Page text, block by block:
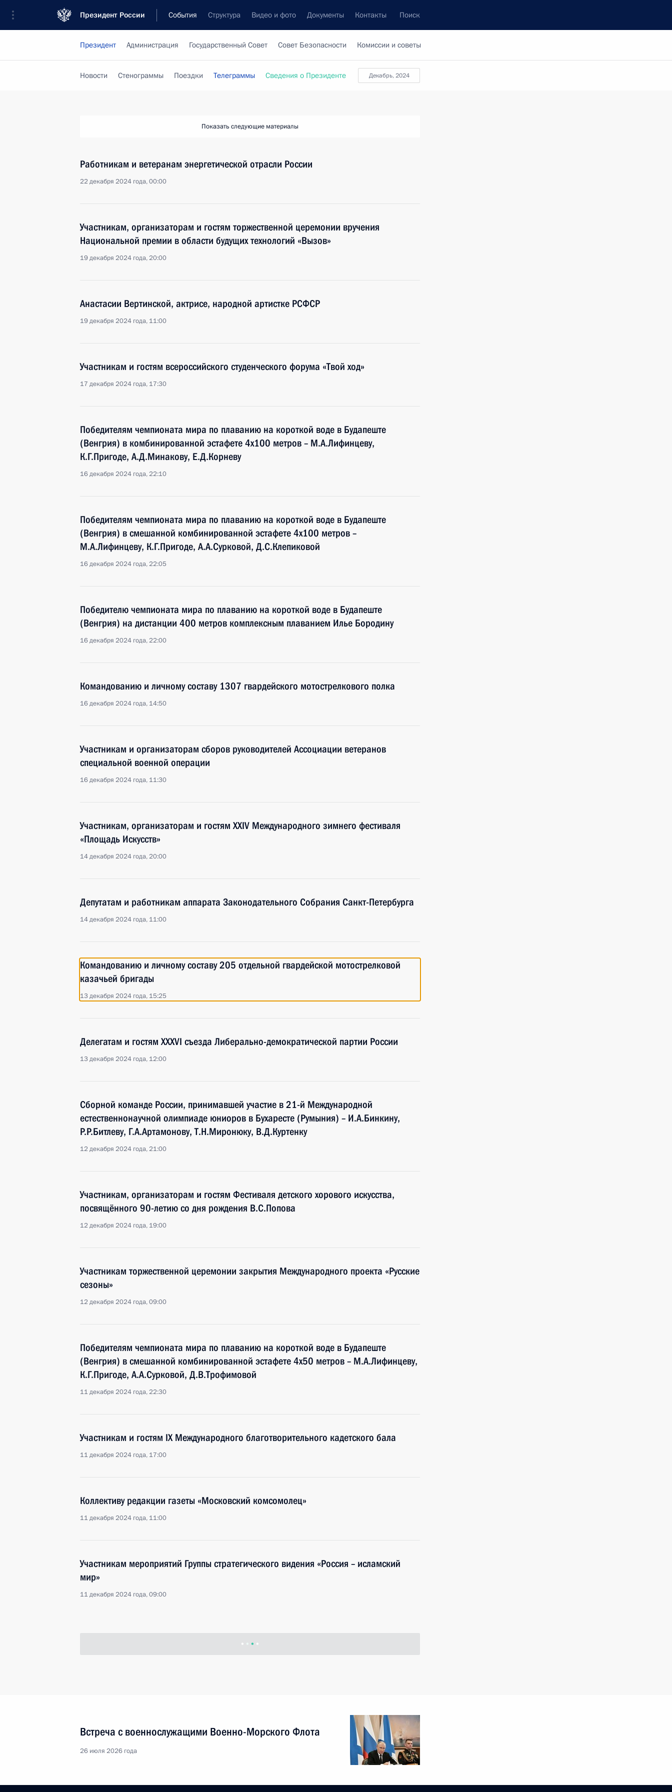
Президент России События Структура Видео и фото Документы Контакты Поиск
Президент Администрация Государственный Совет Совет Безопасности Комиссии и советы
Декабрь, 2024
Новости Стенограммы Поездки Телеграммы Сведения о Президенте
Показать следующие материалы
Работникам и ветеранам энергетической отрасли России
22 декабря 2024 года, 00:00
Участникам, организаторам и гостям торжественной церемонии вручения
Национальной премии в области будущих технологий «Вызов»
19 декабря 2024 года, 20:00
Анастасии Вертинской, актрисе, народной артистке РСФСР
19 декабря 2024 года, 11:00
Участникам и гостям всероссийского студенческого форума «Твой ход»
17 декабря 2024 года, 17:30
Победителям чемпионата мира по плаванию на короткой воде в Будапеште
(Венгрия) в комбинированной эстафете 4х100 метров – М.А.Лифинцеву,
К.Г.Пригоде, А.Д.Минакову, Е.Д.Корневу
16 декабря 2024 года, 22:10
Победителям чемпионата мира по плаванию на короткой воде в Будапеште
(Венгрия) в смешанной комбинированной эстафете 4х100 метров –
М.А.Лифинцеву, К.Г.Пригоде, А.А.Сурковой, Д.С.Клепиковой
16 декабря 2024 года, 22:05
Победителю чемпионата мира по плаванию на короткой воде в Будапеште
(Венгрия) на дистанции 400 метров комплексным плаванием Илье Бородину
16 декабря 2024 года, 22:00
Командованию и личному составу 1307 гвардейского мотострелкового полка
16 декабря 2024 года, 14:50
Участникам и организаторам сборов руководителей Ассоциации ветеранов
специальной военной операции
16 декабря 2024 года, 11:30
Участникам, организаторам и гостям XXIV Международного зимнего фестиваля
«Площадь Искусств»
14 декабря 2024 года, 20:00
Депутатам и работникам аппарата Законодательного Собрания Санкт-Петербурга
14 декабря 2024 года, 11:00
Командованию и личному составу 205 отдельной гвардейской мотострелковой
казачьей бригады
13 декабря 2024 года, 15:25
Делегатам и гостям XXXVI съезда Либерально-демократической партии России
13 декабря 2024 года, 12:00
Сборной команде России, принимавшей участие в 21-й Международной
естественнонаучной олимпиаде юниоров в Бухаресте (Румыния) – И.А.Бинкину,
Р.Р.Битлеву, Г.А.Артамонову, Т.Н.Миронюку, В.Д.Куртенку
12 декабря 2024 года, 21:00
Участникам, организаторам и гостям Фестиваля детского хорового искусства,
посвящённого 90-летию со дня рождения В.С.Попова
12 декабря 2024 года, 19:00
Участникам торжественной церемонии закрытия Международного проекта «Русские
сезоны»
12 декабря 2024 года, 09:00
Победителям чемпионата мира по плаванию на короткой воде в Будапеште
(Венгрия) в смешанной комбинированной эстафете 4х50 метров – М.А.Лифинцеву,
К.Г.Пригоде, А.А.Сурковой, Д.В.Трофимовой
11 декабря 2024 года, 22:30
Участникам и гостям IX Международного благотворительного кадетского бала
11 декабря 2024 года, 17:00
Коллективу редакции газеты «Московский комсомолец»
11 декабря 2024 года, 11:00
Участникам мероприятий Группы стратегического видения «Россия – исламский
мир»
11 декабря 2024 года, 09:00
Встреча с военнослужащими Военно-Морского Флота
26 июля 2026 года